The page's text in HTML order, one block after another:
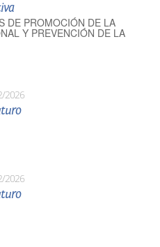
DE PROMOCIÓN DE LA
Y PREVENCIÓN DE LA
2026
2026